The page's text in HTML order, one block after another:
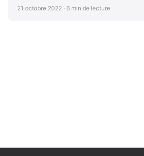
21 octobre 2022 · 6 min de lecture